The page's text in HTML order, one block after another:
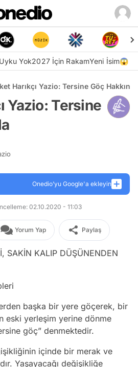
Yok2027 İçin RakamYeni İsim😱
Harıkçı Yazio: Tersine Göç
Yazio: Tersine
Onedio’yu Google'a ekleyin
02.10.2020 - 11:03
Yorum Yap Paylaş
SAKİN KALIP DÜŞÜNENDEN
başka bir yere göçerek, bir
eski yerleşim yerine dönme
göç” denmektedir.
içinde bir merak ve
Yaşayacağı değişikliğe